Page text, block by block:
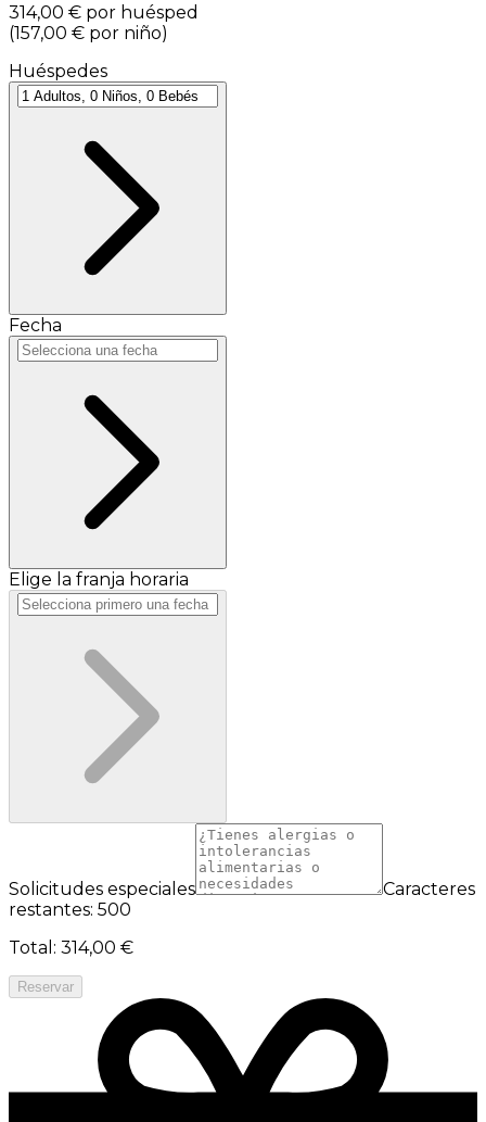
314,00 € por huésped
(157,00 € por niño)
Huéspedes
Fecha
Elige la franja horaria
Solicitudes especiales
Caracteres
restantes: 500
Total : 314,00 €
Reservar